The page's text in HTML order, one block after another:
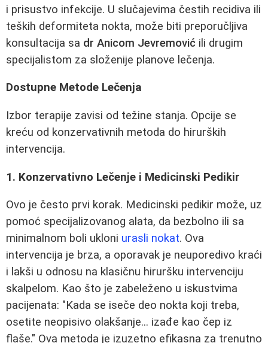
i prisustvo infekcije. U slučajevima čestih recidiva ili
teških deformiteta nokta, može biti preporučljiva
konsultacija sa dr Anicom Jevremović ili drugim
specijalistom za složenije planove lečenja.
Dostupne Metode Lečenja
Izbor terapije zavisi od težine stanja. Opcije se
kreću od konzervativnih metoda do hirurških
intervencija.
1. Konzervativno Lečenje i Medicinski Pedikir
Ovo je često prvi korak. Medicinski pedikir može, uz
pomoć specijalizovanog alata, da bezbolno ili sa
minimalnom boli ukloni urasli nokat. Ova
intervencija je brza, a oporavak je neuporedivo kraći
i lakši u odnosu na klasičnu hiruršku intervenciju
skalpelom. Kao što je zabeleženo u iskustvima
pacijenata: "Kada se iseče deo nokta koji treba,
osetite neopisivo olakšanje... izađe kao čep iz
flaše." Ova metoda je izuzetno efikasna za trenutno